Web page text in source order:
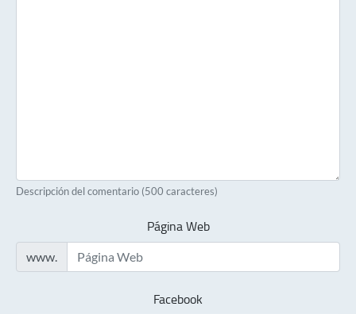
Descripción del comentario (500 caracteres)
Página Web
www.
Facebook